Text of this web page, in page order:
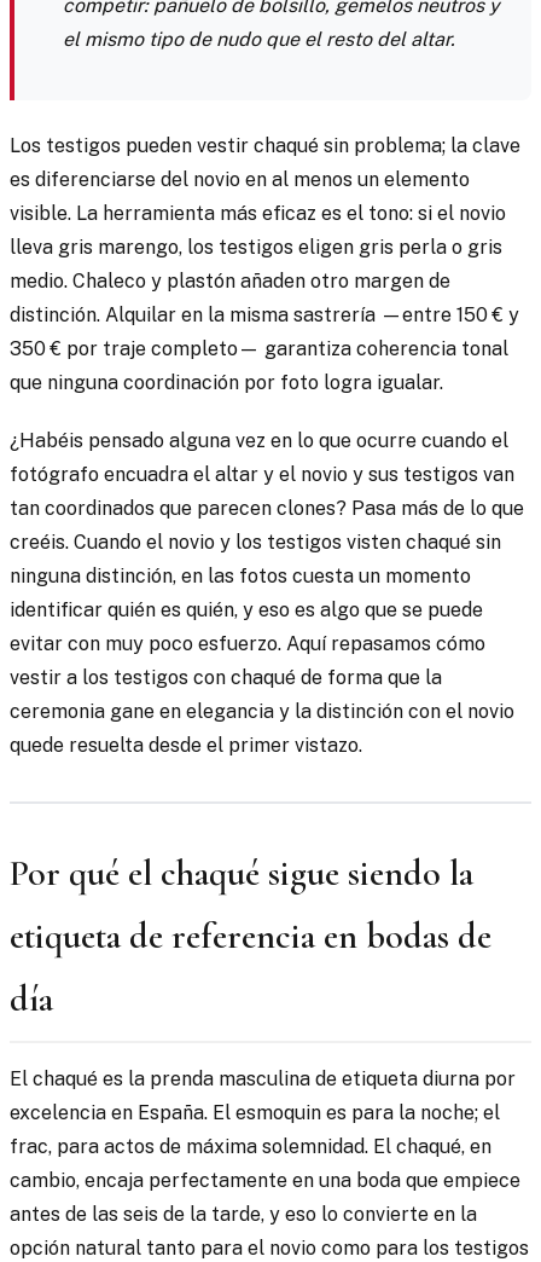
competir: pañuelo de bolsillo, gemelos neutros y
el mismo tipo de nudo que el resto del altar.
Los testigos pueden vestir chaqué sin problema; la clave
es diferenciarse del novio en al menos un elemento
visible. La herramienta más eficaz es el tono: si el novio
lleva gris marengo, los testigos eligen gris perla o gris
medio. Chaleco y plastón añaden otro margen de
distinción. Alquilar en la misma sastrería —entre 150 € y
350 € por traje completo— garantiza coherencia tonal
que ninguna coordinación por foto logra igualar.
¿Habéis pensado alguna vez en lo que ocurre cuando el
fotógrafo encuadra el altar y el novio y sus testigos van
tan coordinados que parecen clones? Pasa más de lo que
creéis. Cuando el novio y los testigos visten chaqué sin
ninguna distinción, en las fotos cuesta un momento
identificar quién es quién, y eso es algo que se puede
evitar con muy poco esfuerzo. Aquí repasamos cómo
vestir a los testigos con chaqué de forma que la
ceremonia gane en elegancia y la distinción con el novio
quede resuelta desde el primer vistazo.
Por qué el chaqué sigue siendo la
etiqueta de referencia en bodas de
día
El chaqué es la prenda masculina de etiqueta diurna por
excelencia en España. El esmoquin es para la noche; el
frac, para actos de máxima solemnidad. El chaqué, en
cambio, encaja perfectamente en una boda que empiece
antes de las seis de la tarde, y eso lo convierte en la
opción natural tanto para el novio como para los testigos